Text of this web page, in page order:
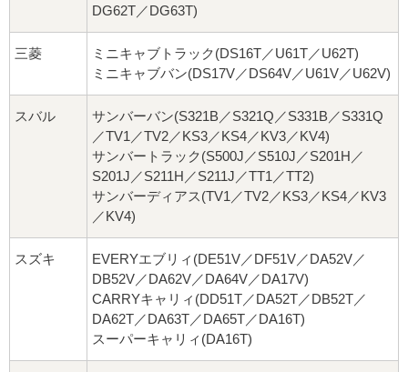
DG62T／DG63T)
三菱
ミニキャブトラック(DS16T／U61T／U62T)
ミニキャブバン(DS17V／DS64V／U61V／U62V)
スバル
サンバーバン(S321B／S321Q／S331B／S331Q
／TV1／TV2／KS3／KS4／KV3／KV4)
サンバートラック(S500J／S510J／S201H／
S201J／S211H／S211J／TT1／TT2)
サンバーディアス(TV1／TV2／KS3／KS4／KV3
／KV4)
スズキ
EVERYエブリィ(DE51V／DF51V／DA52V／
DB52V／DA62V／DA64V／DA17V)
CARRYキャリィ(DD51T／DA52T／DB52T／
DA62T／DA63T／DA65T／DA16T)
スーパーキャリィ(DA16T)